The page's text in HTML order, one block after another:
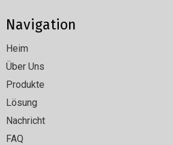
Navigation
Heim
Über Uns
Produkte
Lösung
Nachricht
FAQ